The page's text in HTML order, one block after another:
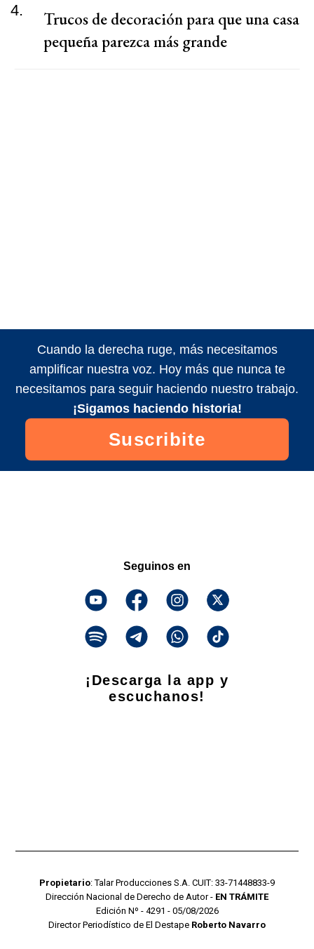
4.
Trucos de decoración para que una casa
pequeña parezca más grande
Cuando la derecha ruge, más necesitamos
amplificar nuestra voz. Hoy más que nunca te
necesitamos para seguir haciendo nuestro trabajo.
¡Sigamos haciendo historia!
Suscribite
Seguinos en
¡Descarga la app y
escuchanos!
Propietario: Talar Producciones S.A. CUIT: 33-71448833-9
Dirección Nacional de Derecho de Autor - EN TRÁMITE
Edición Nº - 4291 - 05/08/2026
Director Periodístico de El Destape Roberto Navarro